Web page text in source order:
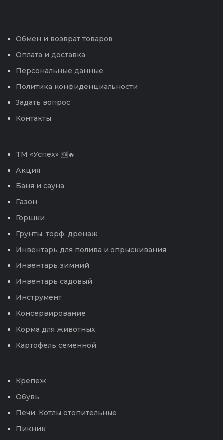
Обмен и возврат товаров
Оплата и доставка
Персональные данные
Политика конфиденциальности
Задать вопрос
Контакты
TM «Успех» 🆕🔥
Акция
Баня и сауна
Газон
Горшки
Грунты, торф, дренаж
Инвентарь для полива и опрыскивания
Инвентарь зимний
Инвентарь садовый
Инструмент
Консервирование
Корма для животных
Картофель семенной
Крепеж
Обувь
Печи, Котлы отопительные
Пикник